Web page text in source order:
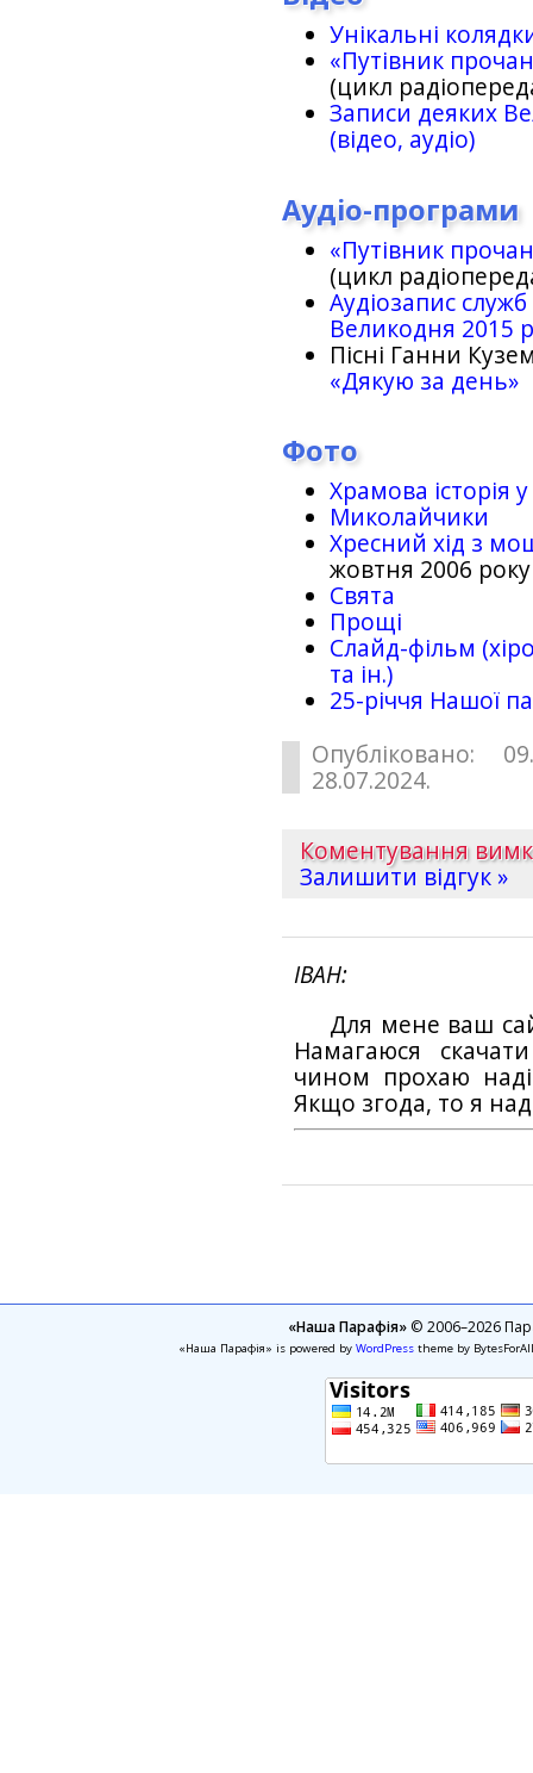
Унікальні
«Путівник
(цикл
Записи деяких
(відео, аудіо)
Аудіо-програми
«Путівник
(цикл
Аудіозапис
Великодня 2015
Пісні Ганни
«Дякую за день»
Фото
Храмова історія
Миколайчики
Хресний хід з
жовтня 2006 року
Свята
Прощі
Слайд-фільм
та ін.)
25-рiччя Нашої
Опубліковано:
28.07.2024.
Коментування
Залишити відгук »
ІВАН
Для мене ваш
Намагаюся
чином прохаю
Якщо згода, то я
«Наша Парафія»© 2006–2026
«Наша Парафія» is powered by WordPresstheme by